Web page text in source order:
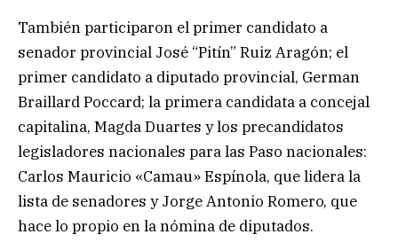
También participaron el primer candidato a
senador provincial José “Pitín” Ruiz Aragón; el
primer candidato a diputado provincial, German
Braillard Poccard; la primera candidata a concejal
capitalina, Magda Duartes y los precandidatos
legisladores nacionales para las Paso nacionales:
Carlos Mauricio «Camau» Espínola, que lidera la
lista de senadores y Jorge Antonio Romero, que
hace lo propio en la nómina de diputados.